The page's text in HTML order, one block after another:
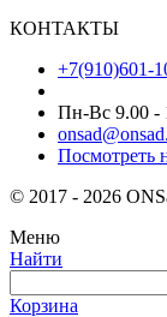
КОНТАКТЫ
+7(910)601-
Пн-Вс 9.00 -
Посмотреть
© 2017 - 2026
Меню
Найти
Корзина